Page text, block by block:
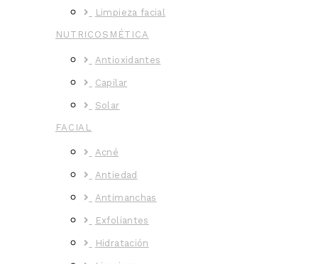
Limpieza facial
NUTRICOSMÉTICA
Antioxidantes
Capilar
Solar
FACIAL
Acné
Antiedad
Antimanchas
Exfoliantes
Hidratación